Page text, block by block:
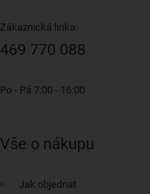
Zákaznická linka:
469 770 088
Po - Pá 7:00 - 16:00
Vše o nákupu
Jak objednat